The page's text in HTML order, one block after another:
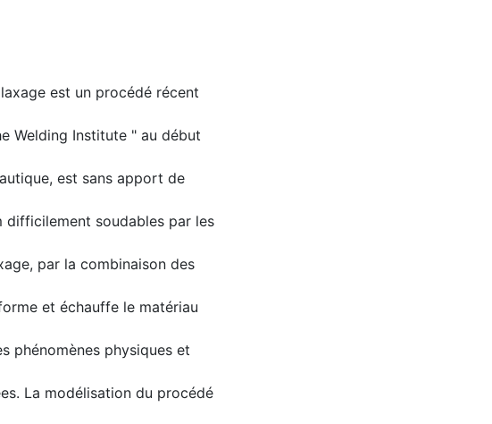
est un procédé récent
Welding Institute " au début
est sans apport de
difficilement soudables par les
par la combinaison des
et échauffe le matériau
phénomènes physiques et
La modélisation du procédé